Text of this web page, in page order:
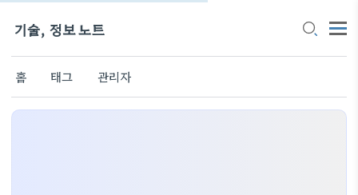
기술, 정보 노트
홈 태그 관리자